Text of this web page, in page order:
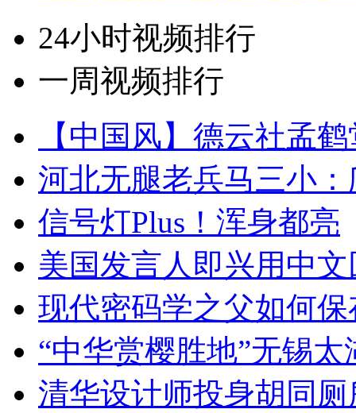
24小时视频排行
一周视频排行
【中国风】德云社孟
河北无腿老兵马三小
信号灯Plus！浑身都亮
美国发言人即兴用中
现代密码学之父如何
“中华赏樱胜地”无锡
清华设计师投身胡同